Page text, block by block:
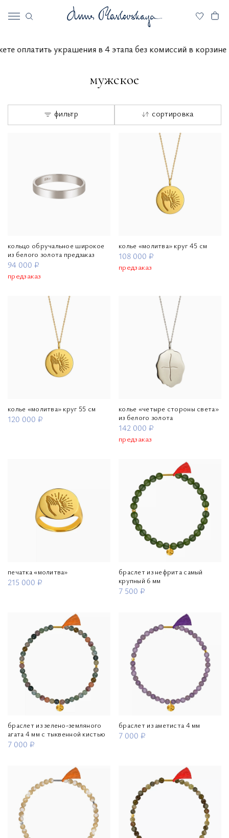
можете оплатить украшения в 4 этапа без комиссий в
мужское
фильтр сортировка
кольцо обручальное широкое
из белого золота предзаказ
94 000 ₽
предзаказ
колье «молитва» круг 45 см
108 000 ₽
предзаказ
колье «молитва» круг 55 см
120 000 ₽
колье «четыре стороны света»
из белого золота
142 000 ₽
предзаказ
печатка «молитва»
215 000 ₽
браслет из нефрита самый
крупный 6 мм
7 500 ₽
браслет из зелено-земляного
агата 4 мм с тыквенной кистью
7 000 ₽
браслет из аметиста 4 мм
7 000 ₽